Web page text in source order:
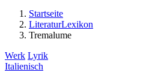
Startseite
LiteraturLexikon
Tremalume
Werk Lyrik
Italienisch